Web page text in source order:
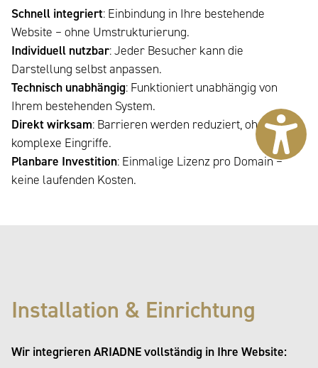
Schnell integriert: Einbindung in Ihre bestehende
Website – ohne Umstrukturierung.
Individuell nutzbar: Jeder Besucher kann die
Darstellung selbst anpassen.
Technisch unabhängig: Funktioniert unabhängig von
Ihrem bestehenden System.
Direkt wirksam: Barrieren werden reduziert, ohne
komplexe Eingriffe.
Planbare Investition: Einmalige Lizenz pro Domain –
keine laufenden Kosten.
Installation & Einrichtung
Wir integrieren ARIADNE vollständig in Ihre Website: